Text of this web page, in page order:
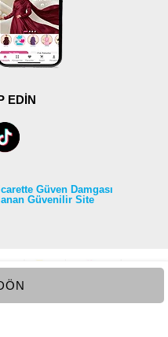
EDİN
Güven Damgası
Güvenilir Site